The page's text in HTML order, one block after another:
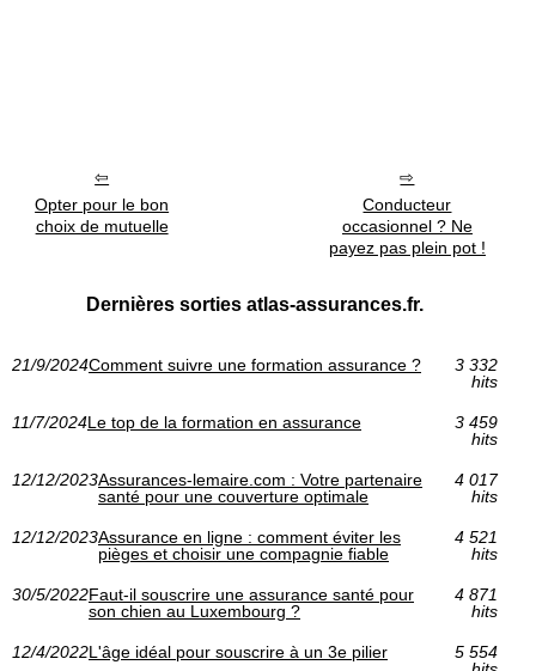
Opter pour le bon
choix de mutuelle
Conducteur
occasionnel ? Ne
payez pas plein pot !
Dernières sorties atlas-assurances.fr.
21/9/2024Comment suivre une formation assurance ?
3 332
hits
11/7/2024Le top de la formation en assurance
3 459
hits
12/12/2023Assurances-lemaire.com : Votre partenaire
santé pour une couverture optimale
4 017
hits
12/12/2023Assurance en ligne : comment éviter les
pièges et choisir une compagnie fiable
4 521
hits
30/5/2022Faut-il souscrire une assurance santé pour
son chien au Luxembourg ?
4 871
hits
12/4/2022L'âge idéal pour souscrire à un 3e pilier
5 554